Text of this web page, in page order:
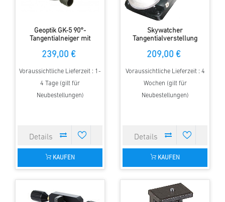
Geoptik GK-5 90°-
Tangentialneiger mit
belastbar
239,00 €
Voraussichtliche Lieferzeit : 1-
4 Tage (gilt für
Neubestellungen)
KAUFEN
Skywatcher
Tangentialverstellung
209,00 €
Voraussichtliche Lieferzeit : 4
Wochen (gilt für
Neubestellungen)
KAUFEN